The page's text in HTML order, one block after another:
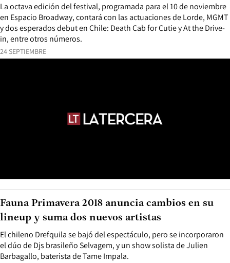
24 SEPTIEMBRE
La octava edición del festival, programada para el 10 de noviembre
en Espacio Broadway, contará con las actuaciones de Lorde, MGMT
y dos esperados debut en Chile: Death Cab for Cutie y At the Drive-
in, entre otros números.
El chileno Drefquila se bajó del espectáculo, pero se incorporaron
el dúo de Djs brasileño Selvagem, y un show solista de Julien
Barbagallo, baterista de Tame Impala.
Fauna Primavera 2018 anuncia cambios en su
lineup y suma dos nuevos artistas